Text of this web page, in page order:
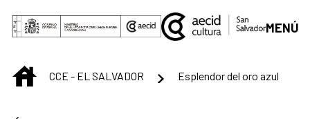
Saut au contenu principal
MENÚ
INICIOCCE - EL SALVADOR Esplendor del oro azul